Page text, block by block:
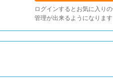
ログインするとお気に入り
管理が出来るようになります